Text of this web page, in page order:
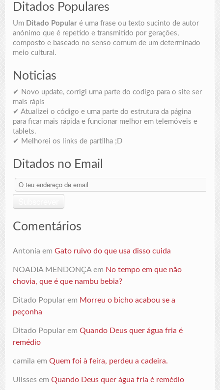
Ditados Populares
Um Ditado Popular é uma frase ou texto sucinto de autor
anónimo que é repetido e transmitido por gerações,
composto e baseado no senso comum de um determinado
meio cultural.
Noticias
✔ Novo update, corrigi uma parte do codigo para o site ser
mais rápis
✔ Atualizei o código e uma parte do estrutura da página
para ficar mais rápida e funcionar melhor em telemóveis e
tablets.
✔ Melhorei os links de partilha ;D
Ditados no Email
O
teu
de
email
Comentários
Antonia emGato ruivo do que usa disso cuida
NOADIA MENDONÇAem No tempo em que não
chovia, que é que nambu bebia?
Ditado Popular em Morreu o bicho acabou se a
peçonha
Ditado Popular emQuando Deus quer água fria é
remédio
camila emQuem foi à feira, perdeu a cadeira.
Ulisses emQuando Deus quer água fria é remédio